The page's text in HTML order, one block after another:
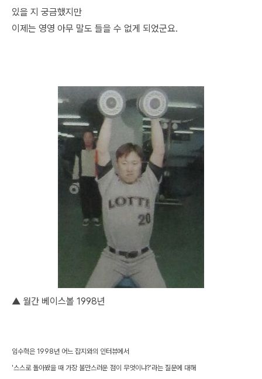
있을 지 궁금했지만
이제는 영영 아무 말도 들을 수 없게 되었군요.
▲ 월간 베이스볼 1998년
임수혁은 1998년 어느 잡지와의 인터뷰에서
'스스로 돌아봤을 때 가장 불만스러운 점이 무엇이냐?'라는 질문에 대해